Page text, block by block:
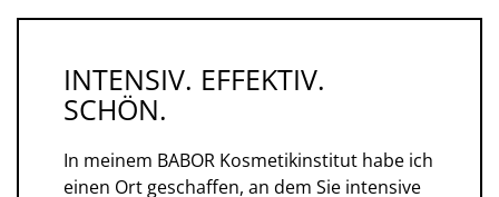
INTENSIV. EFFEKTIV.
SCHÖN.
In meinem BABOR Kosmetikinstitut habe ich
einen Ort geschaffen, an dem Sie intensive